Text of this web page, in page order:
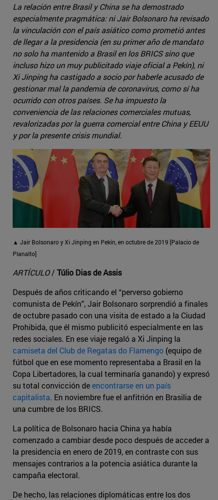
La relación entre Brasil y China se ha demostrado
especialmente pragmática: ni Jair Bolsonaro ha revisado
la vinculación con el país asiático como prometió antes
de llegar a la presidencia (en su primer año de mandato
no solo ha mantenido a Brasil en los BRICS sino que
incluso hizo un muy publicitado viaje oficial a Pekín), ni
Xi Jinping ha castigado a socio por haberle acusado de
gestionar mal la pandemia de coronavirus, como sí ha
ocurrido con otros países. Se ha impuesto la
conveniencia de las relaciones comerciales mutuas,
revalorizadas por la guerra comercial entre China y EEUU
y por la presente crisis mundial.
▲ Jair Bolsonaro y Xi Jinping en Pekín, en octubre de 2019 [Palacio de
Planalto]
ARTÍCULO/ Túlio Dias de Assis
Después de años criticando el “perverso gobierno
comunista de Pekín”, Jair Bolsonaro sorprendió a finales
de octubre pasado con una visita de estado a la Ciudad
Prohibida, que él mismo publicitó especialmente en las
redes sociales. En ese viaje regaló a Xi Jinping la
camiseta del Club de Regatas do Flamengo (equipo de
fútbol que en ese momento representaba a Brasil en la
Copa Libertadores, la cual terminaría ganando) y expresó
su total convicción deencontrarse en un país
capitalista. En noviembre fue el anfitrión en Brasilia de
una cumbre de los BRICS.
La política de Bolsonaro hacia China ya había
comenzado a cambiar desde poco después de acceder a
la presidencia en enero de 2019, en contraste con sus
mensajes contrarios a la potencia asiática durante la
campaña electoral.
De hecho, las relaciones diplomáticas entre los dos